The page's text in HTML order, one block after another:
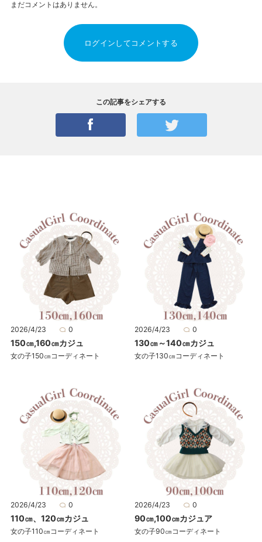
まだコメントはありません。
ログインしてコメントする
この記事をシェアする
2026/4/23 0
150㎝,160㎝カジュ
女の子150㎝コーディネート
2026/4/23 0
130㎝～140㎝カジュ
女の子130㎝コーディネート
2026/4/23 0
110㎝、120㎝カジュ
女の子110㎝コーディネート
2026/4/23 0
90㎝,100㎝カジュア
女の子90㎝コーディネート